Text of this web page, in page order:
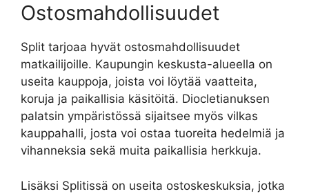
Ostosmahdollisuudet
Split tarjoaa hyvät ostosmahdollisuudet
matkailijoille. Kaupungin keskusta-alueella on
useita kauppoja, joista voi löytää vaatteita,
koruja ja paikallisia käsitöitä. Diocletianuksen
palatsin ympäristössä sijaitsee myös vilkas
kauppahalli, josta voi ostaa tuoreita hedelmiä ja
vihanneksia sekä muita paikallisia herkkuja.
Lisäksi Splitissä on useita ostoskeskuksia, jotka